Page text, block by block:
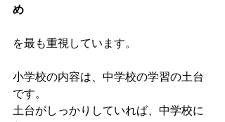
め
を最も重視しています。
小学校の内容は、中学校の学習の土台
です。
土台がしっかりしていれば、中学校に